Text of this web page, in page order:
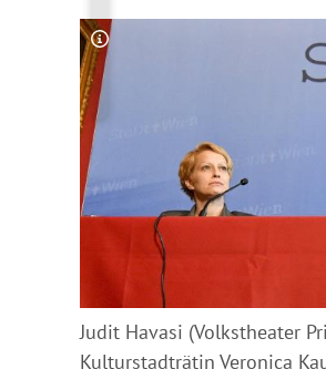
Copyright-Hinweis öffnen/
Judit Havasi (Volkstheater
Kulturstadträtin Veronica